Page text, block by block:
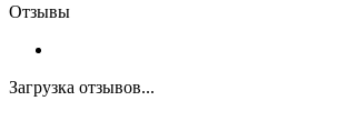
Отзывы
Загрузка отзывов...